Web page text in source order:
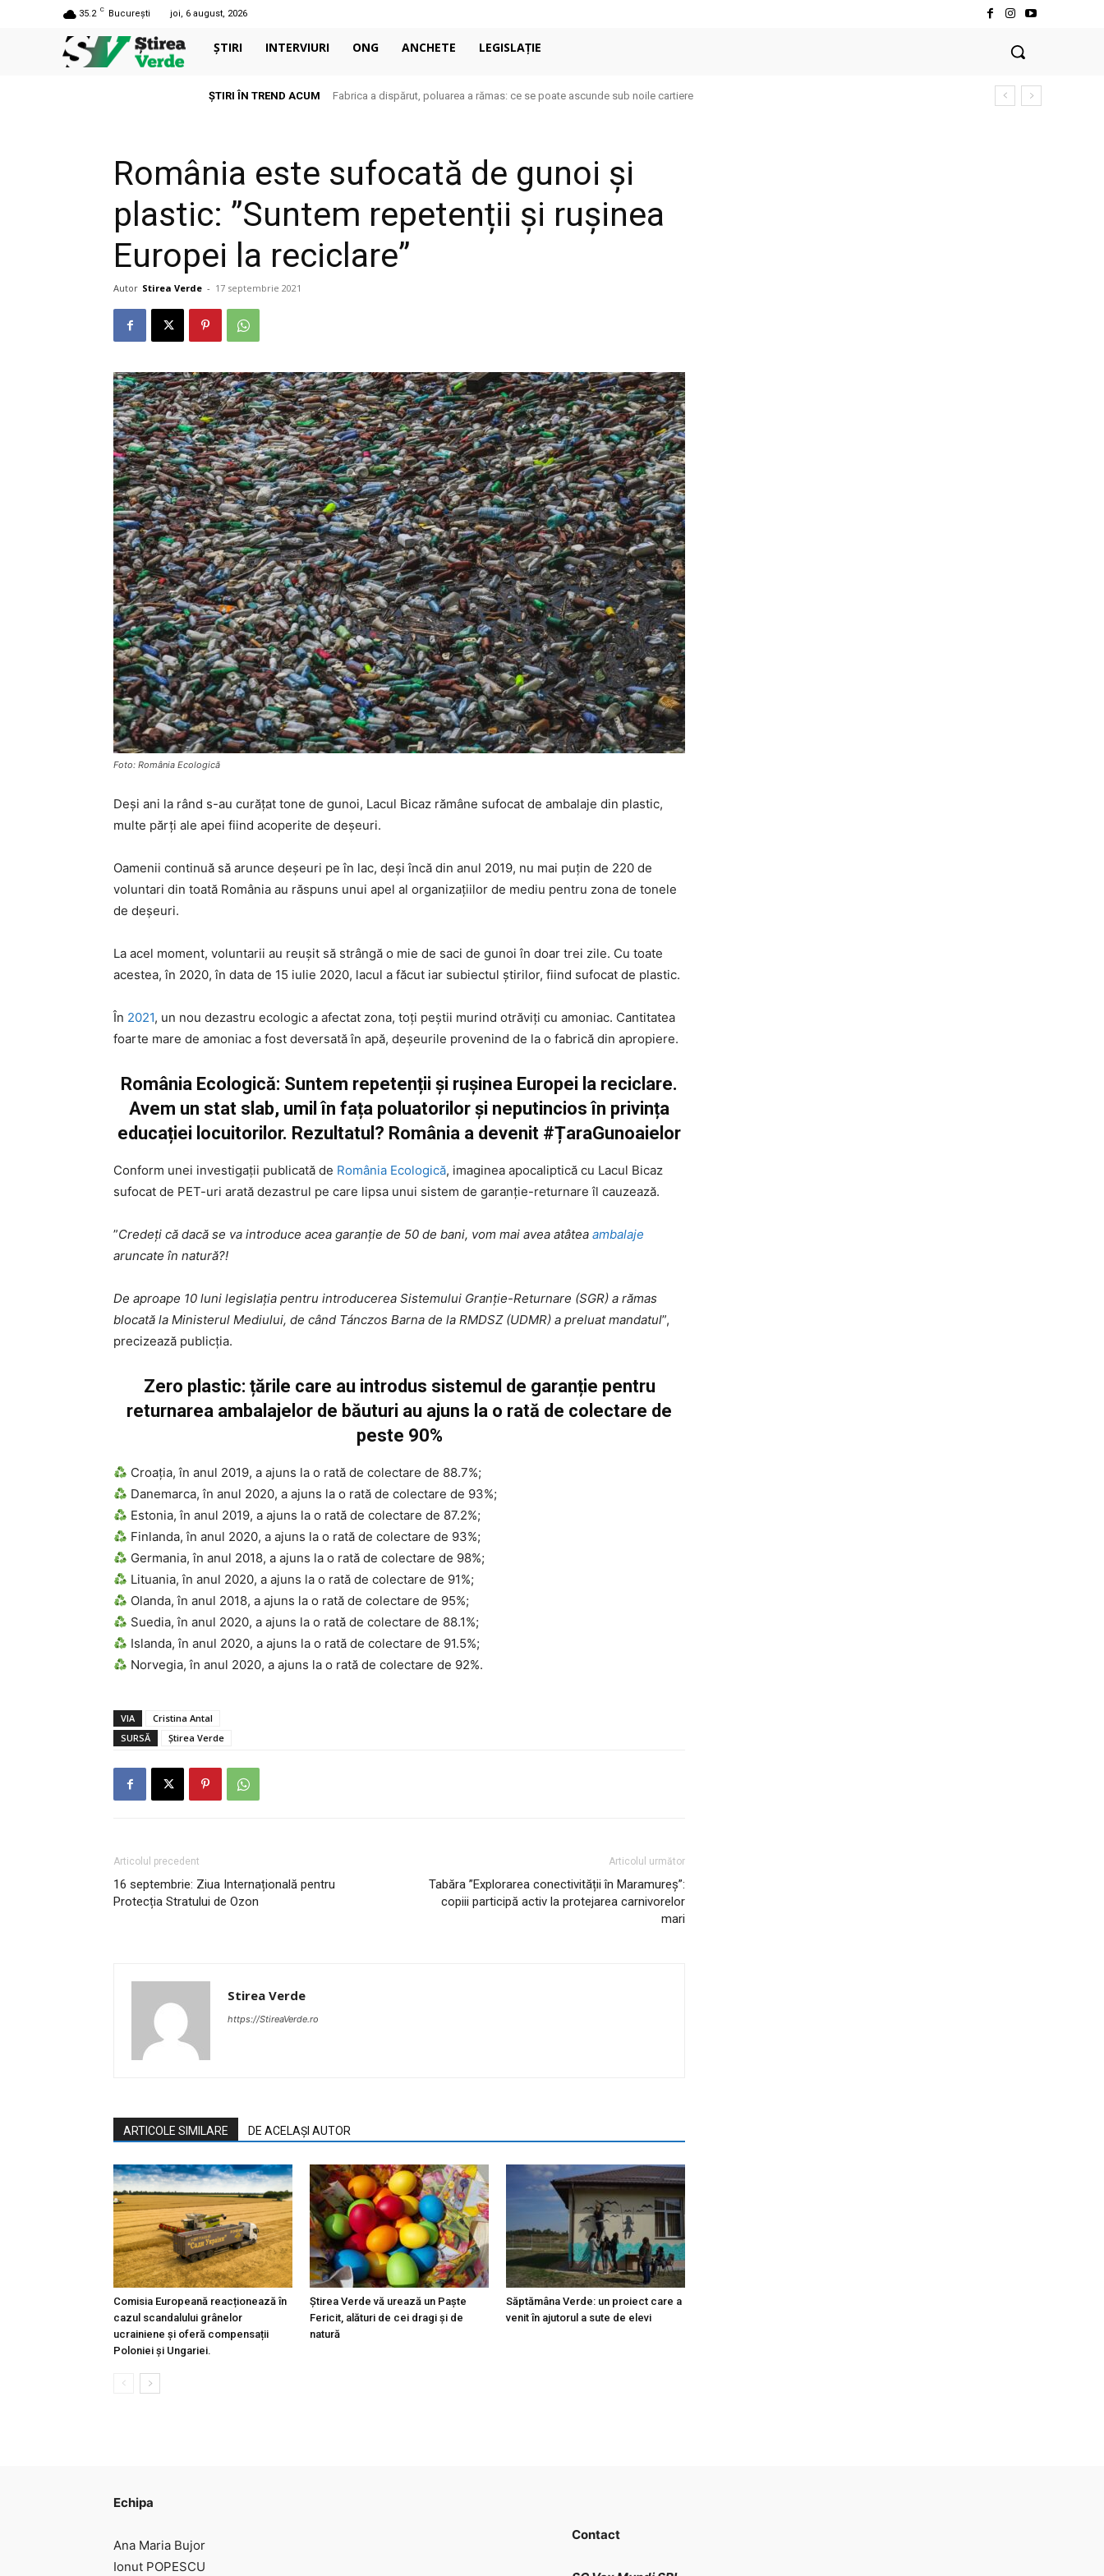
35.2 C București joi, 6 august, 2026
ȘTIRI INTERVIURI ONG ANCHETE LEGISLAȚIE
ȘTIRI ÎN TREND ACUM Fabrica a dispărut, poluarea a rămas: ce se poate ascunde sub noile cartiere
România este sufocată de gunoi și
plastic: ”Suntem repetenții și rușinea
Europei la reciclare”
Autor Stirea Verde - 17 septembrie 2021
Foto: România Ecologică
Deşi ani la rând s-au curăţat tone de gunoi, Lacul Bicaz rămâne sufocat de ambalaje din plastic,
multe părți ale apei fiind acoperite de deşeuri.
Oamenii continuă să arunce deşeuri pe în lac, deși încă din anul 2019, nu mai puţin de 220 de
voluntari din toată România au răspuns unui apel al organizaţiilor de mediu pentru zona de tonele
de deşeuri.
La acel moment, voluntarii au reuşit să strângă o mie de saci de gunoi în doar trei zile. Cu toate
acestea, în 2020, în data de 15 iulie 2020, lacul a făcut iar subiectul știrilor, fiind sufocat de plastic.
În 2021, un nou dezastru ecologic a afectat zona, toți peștii murind otrăviți cu amoniac. Cantitatea
foarte mare de amoniac a fost deversată în apă, deșeurile provenind de la o fabrică din apropiere.
România Ecologică: Suntem repetenții și rușinea Europei la reciclare.
Avem un stat slab, umil în fața poluatorilor și neputincios în privința
educației locuitorilor. Rezultatul? România a devenit #ȚaraGunoaielor
Conform unei investigații publicată de România Ecologică, imaginea apocaliptică cu Lacul Bicaz
sufocat de PET-uri arată dezastrul pe care lipsa unui sistem de garanție-returnare îl cauzează.
”Credeți că dacă se va introduce acea garanție de 50 de bani, vom mai avea atâtea ambalaje
aruncate în natură?!
De aproape 10 luni legislația pentru introducerea Sistemului Granție-Returnare (SGR) a rămas
blocată la Ministerul Mediului, de când Tánczos Barna de la RMDSZ (UDMR) a preluat mandatul”,
precizează publicția.
Zero plastic: țările care au introdus sistemul de garanție pentru
returnarea ambalajelor de băuturi au ajuns la o rată de colectare de
peste 90%
Croația, în anul 2019, a ajuns la o rată de colectare de 88.7%;
Danemarca, în anul 2020, a ajuns la o rată de colectare de 93%;
Estonia, în anul 2019, a ajuns la o rată de colectare de 87.2%;
Finlanda, în anul 2020, a ajuns la o rată de colectare de 93%;
Germania, în anul 2018, a ajuns la o rată de colectare de 98%;
Lituania, în anul 2020, a ajuns la o rată de colectare de 91%;
Olanda, în anul 2018, a ajuns la o rată de colectare de 95%;
Suedia, în anul 2020, a ajuns la o rată de colectare de 88.1%;
Islanda, în anul 2020, a ajuns la o rată de colectare de 91.5%;
Norvegia, în anul 2020, a ajuns la o rată de colectare de 92%.
VIA
Cristina Antal
SURSĂ
Știrea Verde
Articolul precedent
16 septembrie: Ziua Internațională pentru
Protecția Stratului de Ozon
Articolul următor
Tabăra ”Explorarea conectivității în Maramureș”:
copiii participă activ la protejarea carnivorelor
mari
Stirea Verde
https://StireaVerde.ro
ARTICOLE SIMILARE DE ACELAȘI AUTOR
Comisia Europeană reacționează în
cazul scandalului grânelor
ucrainiene și oferă compensații
Poloniei și Ungariei.
Știrea Verde vă urează un Paște
Fericit, alături de cei dragi și de
natură
Săptămâna Verde: un proiect care a
venit în ajutorul a sute de elevi
Echipa
Ana Maria Bujor
Ionut POPESCU
Contact